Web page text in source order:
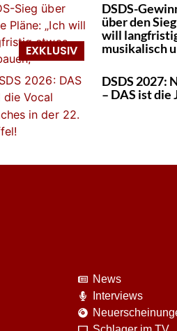
DSDS-
über den
will
musikalisch
DSDS 2027:
– DAS ist die
News
Interviews